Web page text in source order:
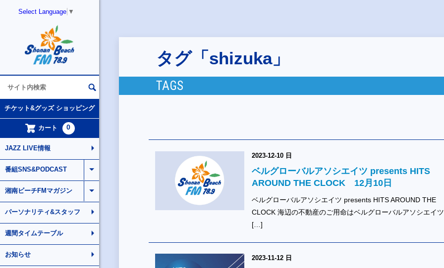
Select Language ▼
チケット&グッズ ショッピング
カート 0
JAZZ LIVE情報
番組SNS&PODCAST
湘南ビーチFMマガジン
パーソナリティ&スタッフ
週間タイムテーブル
お知らせ
タグ「shizuka」
TAGS
2023-12-10 日
ベルグローバルアソシエイツ presents HITS
AROUND THE CLOCK 12月10日
ベルグローバルアソシエイツ presents HITS AROUND THE
CLOCK 海辺の不動産のご用命はベルグローバルアソシエイツ
[…]
2023-11-12 日